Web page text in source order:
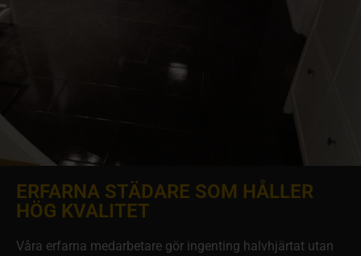
ERFARNA STÄDARE SOM HÅLLER
HÖG KVALITET
Våra erfarna medarbetare gör ingenting halvhjärtat utan